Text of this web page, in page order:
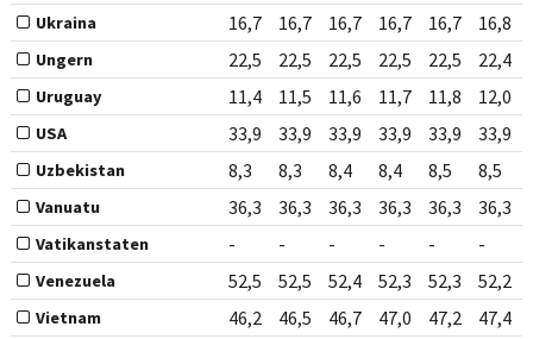
Ukraina 16,7 16,7 16,7 16,7 16,7 16,8
Ungern 22,5 22,5 22,5 22,5 22,5 22,4
Uruguay 11,4 11,5 11,6 11,7 11,8 12,0
USA 33,9 33,9 33,9 33,9 33,9 33,9
Uzbekistan 8,3 8,3 8,4 8,4 8,5 8,5
Vanuatu 36,3 36,3 36,3 36,3 36,3 36,3
Vatikanstaten - - - - - -
Venezuela 52,5 52,5 52,4 52,3 52,3 52,2
Vietnam 46,2 46,5 46,7 47,0 47,2 47,4